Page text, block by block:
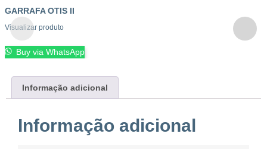
GARRAFA OTIS II
Visualizar produto
Buy via WhatsApp
Informação adicional
Informação adicional